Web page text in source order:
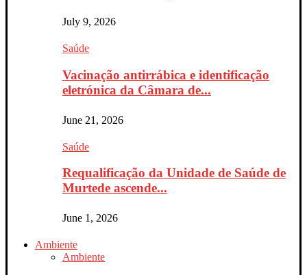
July 9, 2026
Saúde
Vacinação antirrábica e identificação
eletrónica da Câmara de...
June 21, 2026
Saúde
Requalificação da Unidade de Saúde de
Murtede ascende...
June 1, 2026
Ambiente
Ambiente